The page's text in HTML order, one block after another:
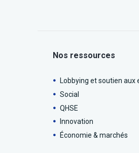
Nos ressources
Lobbying et soutien aux
Social
QHSE
Innovation
Économie & marchés